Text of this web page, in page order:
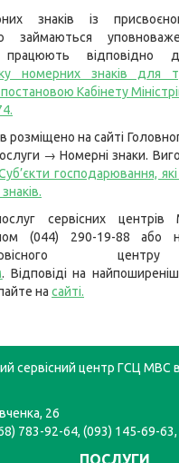
знаків із
займаються
працюють
номерних знаків для
Кабінету
.
розміщено на сайті
→ Номерні знаки.
господарювання,
сервісних
(044) 290-19-88 або
. Відповіді на
на сайті.
сервісний центр ГСЦ МВС в
26
783-92-64, (093) 145-69-
ПОСЛУГИ